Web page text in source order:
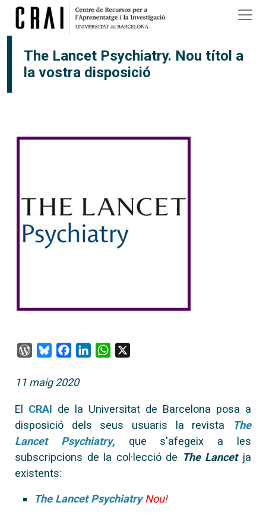
Vés al contingut
The Lancet Psychiatry. Nou títol a
la vostra disposició
WordPress
BlueskyFacebook
LinkedInWhatsApp
11 maig 2020
El CRAI de la Universitat de Barcelona posa a
disposició dels seus usuaris la revista
The
Lancet Psychiatry, que s'afegeix a les
subscripcions de la col·lecció de The Lancetja
existents:
The Lancet Psychiatry Nou!